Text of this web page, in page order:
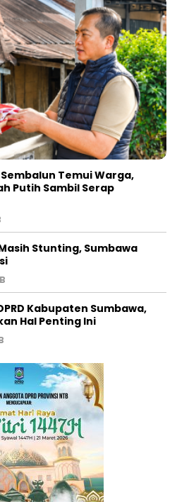
Temui Warga,
Putih Sambil Serap
Stunting, Sumbawa
Kabupaten Sumbawa,
Hal Penting Ini